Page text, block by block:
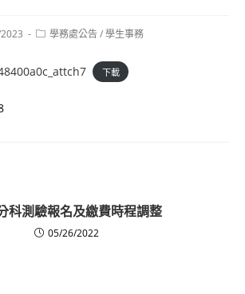
Post學務處公告/學生事務
下載
科測驗報名及繳費時程調整
05/26/2022